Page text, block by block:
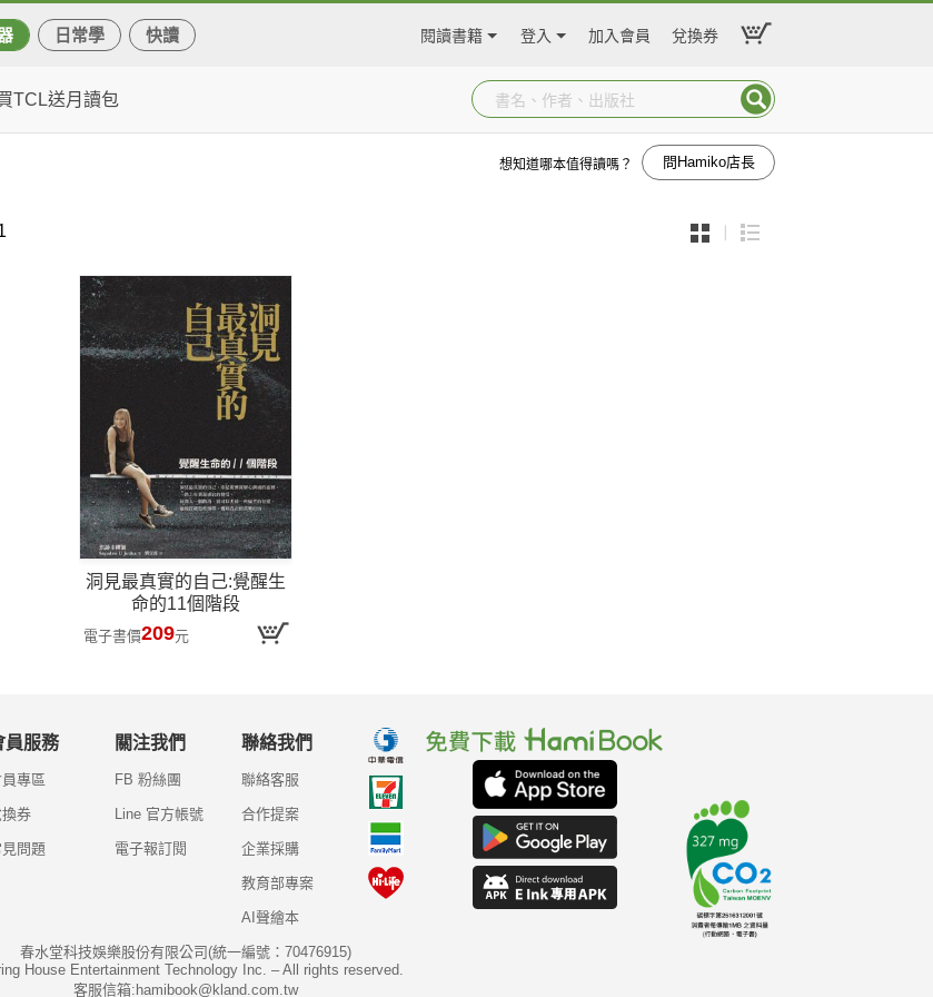
日常學 快讀 閱讀書籍 登入 加入會員 兌換券
TCL送月讀包
想知道哪本值得讀嗎？ 問Hamiko店長
洞見最真實的自己:覺醒生
命的11個階段
電子書價209元
員服務
專區
券
見問題
關注我們
FB 粉絲團
Line 官方帳號
電子報訂閱
聯絡我們
聯絡客服
合作提案
企業採購
教育部專案
AI聲繪本
春水堂科技娛樂股份有限公司(統一編號：70476915)
House Entertainment Technology Inc. – All rights reserved.
客服信箱:hamibook@kland.com.tw